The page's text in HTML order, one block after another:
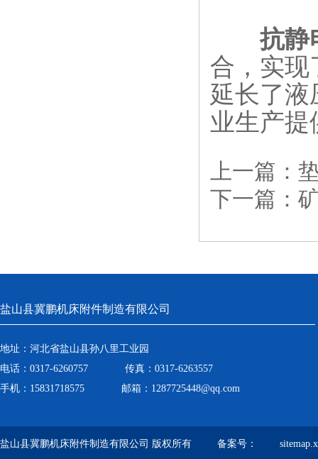
抗静
合，实现
延长了液
业生产提
上一篇：
下一篇：
盐山县冀鹏机床附件制造有限公司
地址：河北省盐山县孙八里工业园
电话：0317-6260757 传真：0317-6263557
手机：15831718575 邮箱：1287725448@qq.com
盐山县冀鹏机床附件制造有限公司 版权所有 备案号：